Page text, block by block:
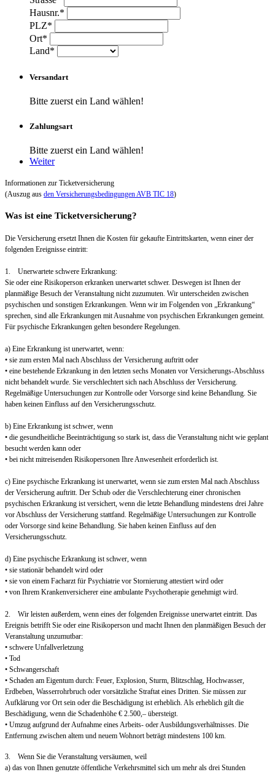
Hausnr.*
PLZ*
Ort*
Land*
Versandart
Bitte zuerst ein Land wählen!
Zahlungsart
Bitte zuerst ein Land wählen!
Weiter
Informationen zur Ticketversicherung
(Auszug aus den Versicherungsbedingungen AVB TIC 18)
Was ist eine Ticketversicherung?
Die Versicherung ersetzt Ihnen die Kosten für gekaufte Eintrittskarten, wenn einer der
folgenden Ereignisse eintritt:
1. Unerwartete schwere Erkrankung:
Sie oder eine Risikoperson erkranken unerwartet schwer. Deswegen ist Ihnen der
planmäßige Besuch der Veranstaltung nicht zuzumuten. Wir unterscheiden zwischen
psychischen und sonstigen Erkrankungen. Wenn wir im Folgenden von „Erkrankung“
sprechen, sind alle Erkrankungen mit Ausnahme von psychischen Erkrankungen gemeint.
Für psychische Erkrankungen gelten besondere Regelungen.
a) Eine Erkrankung ist unerwartet, wenn:
• sie zum ersten Mal nach Abschluss der Versicherung auftritt oder
• eine bestehende Erkrankung in den letzten sechs Monaten vor Versicherungs-Abschluss
nicht behandelt wurde. Sie verschlechtert sich nach Abschluss der Versicherung.
Regelmäßige Untersuchungen zur Kontrolle oder Vorsorge sind keine Behandlung. Sie
haben keinen Einfluss auf den Versicherungsschutz.
b) Eine Erkrankung ist schwer, wenn
• die gesundheitliche Beeinträchtigung so stark ist, dass die Veranstaltung nicht wie geplant
besucht werden kann oder
• bei nicht mitreisenden Risikopersonen Ihre Anwesenheit erforderlich ist.
c) Eine psychische Erkrankung ist unerwartet, wenn sie zum ersten Mal nach Abschluss
der Versicherung auftritt. Der Schub oder die Verschlechterung einer chronischen
psychischen Erkrankung ist versichert, wenn die letzte Behandlung mindestens drei Jahre
vor Abschluss der Versicherung stattfand. Regelmäßige Untersuchungen zur Kontrolle
oder Vorsorge sind keine Behandlung. Sie haben keinen Einfluss auf den
Versicherungsschutz.
d) Eine psychische Erkrankung ist schwer, wenn
• sie stationär behandelt wird oder
• sie von einem Facharzt für Psychiatrie vor Stornierung attestiert wird oder
• von Ihrem Krankenversicherer eine ambulante Psychotherapie genehmigt wird.
2. Wir leisten außerdem, wenn eines der folgenden Ereignisse unerwartet eintritt. Das
Ereignis betrifft Sie oder eine Risikoperson und macht Ihnen den planmäßigen Besuch der
Veranstaltung unzumutbar:
• schwere Unfallverletzung
• Tod
• Schwangerschaft
• Schaden am Eigentum durch: Feuer, Explosion, Sturm, Blitzschlag, Hochwasser,
Erdbeben, Wasserrohrbruch oder vorsätzliche Straftat eines Dritten. Sie müssen zur
Aufklärung vor Ort sein oder die Beschädigung ist erheblich. Als erheblich gilt die
Beschädigung, wenn die Schadenhöhe € 2.500,– übersteigt.
• Umzug aufgrund der Aufnahme eines Arbeits- oder Ausbildungsverhältnisses. Die
Entfernung zwischen altem und neuem Wohnort beträgt mindestens 100 km.
3. Wenn Sie die Veranstaltung versäumen, weil
a) das von Ihnen genutzte öffentliche Verkehrsmittel sich um mehr als drei Stunden